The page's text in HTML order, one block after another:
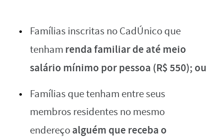
Famílias inscritas no CadÚnico que
tenham renda familiar de até meio
salário mínimo por pessoa (R$ 550); ou
Famílias que tenham entre seus
membros residentes no mesmo
endereçoalguém que receba o